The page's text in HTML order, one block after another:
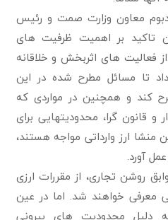
معاون وزارت صمت و رئیس
تاکید بر اهمیت ظرفیت های
فعالیت های اثربخش و خلاقانه
داد تا مسائل مطرح شده در این
کند و همچنین در مواردی که
و قانون گرا، محدودیتهایی برای
منشا ارز وارداتی مواجه هستند،
آورد.
روشن تجاری، از مقررات ارزی
معرفی خواهند شد. اما در عین
دلیل محدودیت های بیرونی